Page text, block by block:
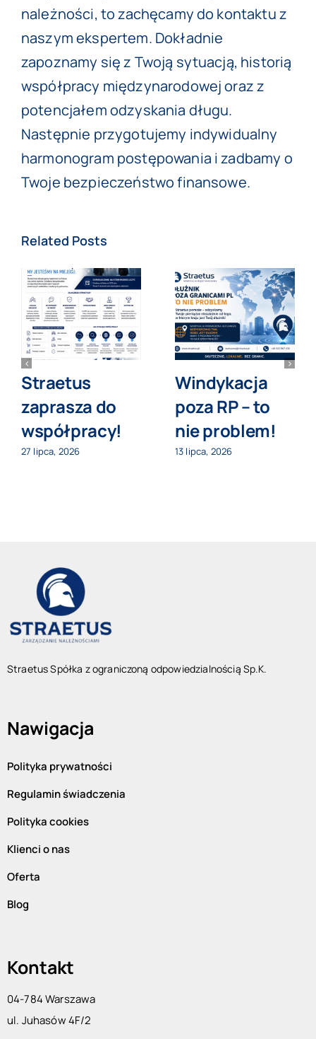
należności, to zachęcamy do kontaktuz
naszym ekspertem. Dokładnie
zapoznamy się z Twoją sytuacją, historią
współpracy międzynarodowej oraz z
potencjałem odzyskania długu.
Następnie przygotujemy indywidualny
harmonogram postępowania i zadbamy o
Twoje bezpieczeństwo finansowe.
Related Posts
Straetus
zaprasza do
współpracy!
27 lipca, 2026
Windykacja
poza RP – to
nie problem!
13 lipca, 2026
Straetus Spółka z ograniczoną odpowiedzialnością Sp.K.
Nawigacja
Polityka prywatności
Regulamin świadczenia
Polityka cookies
Klienci o nas
Oferta
Blog
Kontakt
04-784 Warszawa
ul. Juhasów 4F/2